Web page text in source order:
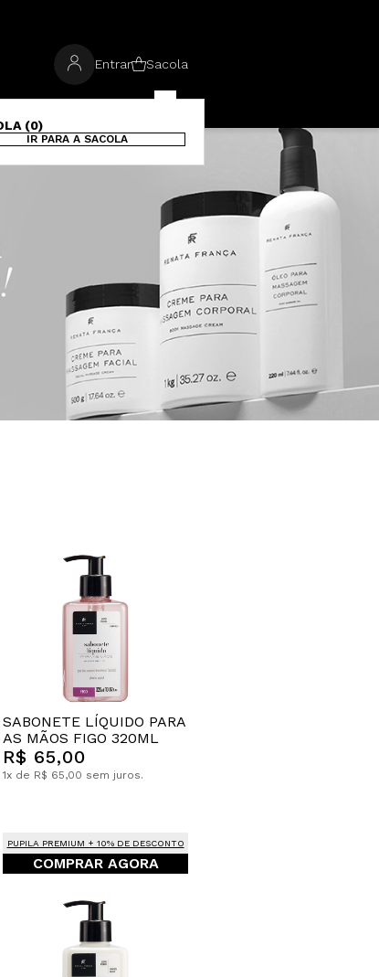
Entrar Sacola
(0)
IR PARA A SACOLA
SABONETE LÍQUIDO PARA
AS MÃOS FIGO 320ML
R$ 65,00
1x de R$ 65,00 sem juros.
PUPILA PREMIUM + 10% DE DESCONTO
COMPRAR AGORA